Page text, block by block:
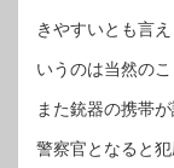
きやすいとも言
いうのは当然のこ
また銃器の携帯
警察官となると